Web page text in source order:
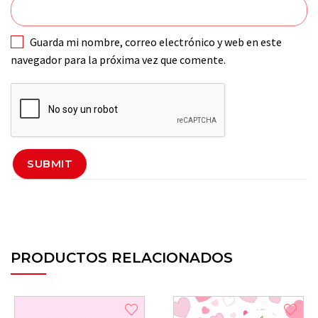
Guarda mi nombre, correo electrónico y web en este
navegador para la próxima vez que comente.
PRODUCTOS RELACIONADOS